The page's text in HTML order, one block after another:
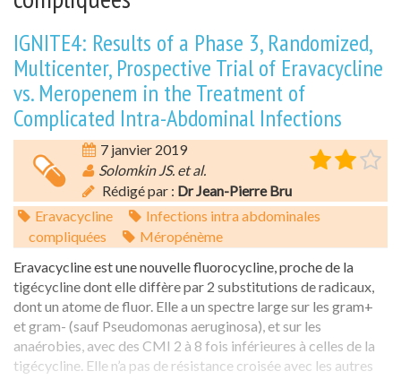
IGNITE4: Results of a Phase 3, Randomized,
Multicenter, Prospective Trial of Eravacycline
vs. Meropenem in the Treatment of
Complicated Intra-Abdominal Infections
7 janvier 2019
Solomkin JS. et al.
Rédigé par : Dr Jean-Pierre Bru
Eravacycline
Infections intra abdominales
compliquées
Méropénème
Eravacycline est une nouvelle fluorocycline, proche de la
tigécycline dont elle diffère par 2 substitutions de radicaux,
dont un atome de fluor. Elle a un spectre large sur les gram+
et gram- (sauf Pseudomonas aeruginosa), et sur les
anaérobies, avec des CMI 2 à 8 fois inférieures à celles de la
tigécycline. Elle n’a pas de résistance croisée avec les autres